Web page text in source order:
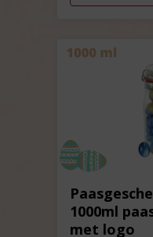
1000ml
met logo